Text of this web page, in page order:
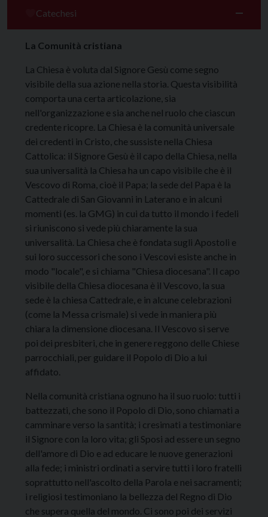
Catechesi
La Comunità cristiana
La Chiesa è voluta dal Signore Gesù come segno
visibile della sua azione nella storia. Questa visibilità
comporta una certa articolazione, sia
nell'organizzazione e sia anche nel ruolo che ciascun
credente ricopre. La Chiesa è la comunità universale
dei credenti in Cristo, che sussiste nella Chiesa
Cattolica: il Signore Gesù è il capo della Chiesa, nella
sua universalità la Chiesa ha un capo visibile che è il
Vescovo di Roma, cioè il Papa; la sede del Papa è la
Cattedrale di San Giovanni in Laterano e in alcuni
momenti (es. la GMG) in cui da tutto il mondo i fedeli
si riuniscono si vede più chiaramente la sua
universalità. La Chiesa che è fondata sugli Apostoli e
sui loro successori che sono i Vescovi esiste anche in
modo "locale", e si chiama "Chiesa diocesana". Il capo
visibile della Chiesa diocesana è il Vescovo, la sua
sede è la chiesa Cattedrale, e in alcune celebrazioni
(come la Messa crismale) si vede in maniera più
chiara la dimensione diocesana. Il Vescovo si serve
poi dei presbiteri, che in genere reggono delle Chiese
parrocchiali, per guidare il Popolo di Dio a lui
affidato.
Nella comunità cristiana ognuno ha il suo ruolo: tutti i
battezzati, che sono il Popolo di Dio, sono chiamati a
camminare verso la santità; i cresimati a testimoniare
il Signore con la loro vita; gli Sposi ad essere un segno
dell'amore di Dio e ad educare le nuove generazioni
alla fede; i ministri ordinati a servire tutti i loro fratelli
soprattutto nell'ascolto della Parola e nei sacramenti;
i religiosi testimoniano la bellezza del Regno di Dio
che supera quella del mondo. Ci sono poi dei servizi